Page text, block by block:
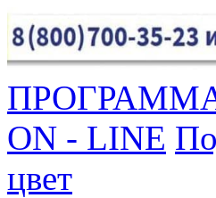
ON - LINE
цвет